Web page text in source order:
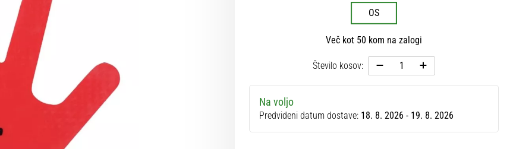
OS
Več kot 50 kom na zalogi
Število kosov:
Na voljo
Predvideni datum dostave: 18. 8. 2026 - 19. 8. 2026